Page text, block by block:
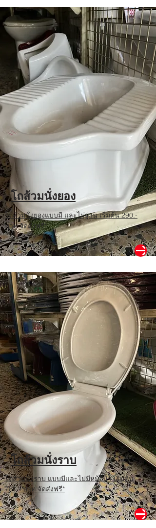
โถส้วมนั่งยอง
โถส้วมนั่งยองแบบมี และไม่ฐาน เริ่มต้น 290.-
บาท จัดส่งฟรี*
โถส้วมนั่งราบ
โถส้วมนั่งราบ แบบมีและไม่มีหม้อน้ำ เริ่มต้น
780.- บาท จัดส่งฟรี*